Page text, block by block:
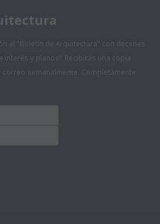
al "Boletín de Arquitectura" con decenas
interés y planos!. Recibirás una copia
semanalmente. Completamente